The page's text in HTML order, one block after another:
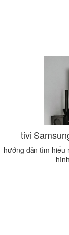
tivi
hướng dẫn tìm hiểu